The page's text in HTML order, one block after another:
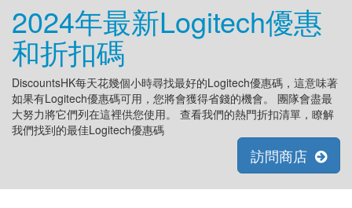
2024年最新Logitech優惠
和折扣碼
DiscountsHK每天花幾個小時尋找最好的Logitech優惠碼，這意味著
如果有Logitech優惠碼可用，您將會獲得省錢的機會。 團隊會盡最
大努力將它們列在這裡供您使用。 查看我們的熱門折扣清單，瞭解
我們找到的最佳Logitech優惠碼
訪問商店